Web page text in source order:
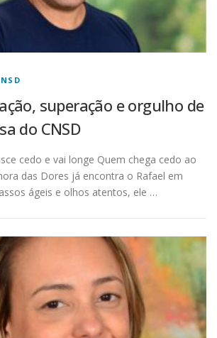
superação e orgulho de
do CNSD
cedo e vai longe Quem chega cedo ao
das Dores já encontra o Rafael em
ágeis e olhos atentos, ele …